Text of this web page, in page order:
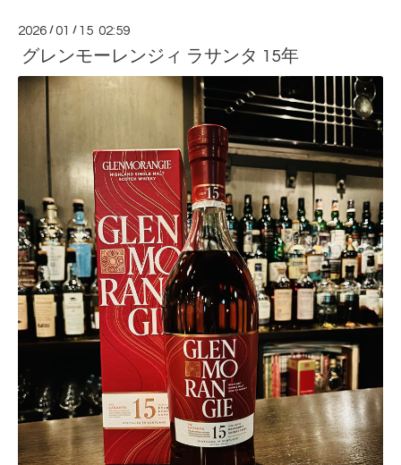
2026 /01 / 15 02:59
グレンモーレンジィ ラサンタ 15年